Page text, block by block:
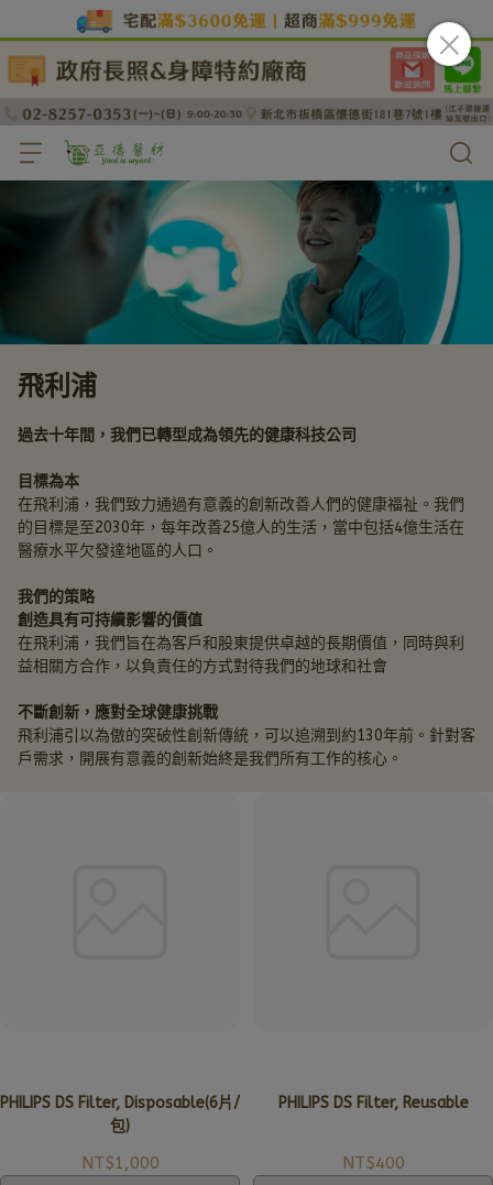
飛利浦
過去十年間，我們已轉型成為領先的健康科技公司
目標為本
在飛利浦，我們致力通過有意義的創新改善人們的健康福祉。我們
的目標是至2030年，每年改善25億人的生活，當中包括4億生活在
醫療水平欠發達地區的人口。
我們的策略
創造具有可持續影響的價值
在飛利浦，我們旨在為客戶和股東提供卓越的長期價值，同時與利
益相關方合作，以負責任的方式對待我們的地球和社會
不斷創新，應對全球健康挑戰
飛利浦引以為傲的突破性創新傳統，可以追溯到約130年前。針對客
戶需求，開展有意義的創新始終是我們所有工作的核心。
PHILIPS DS Filter, Disposable(6片/
包)
NT$1,000
PHILIPS DS Filter, Reusable
NT$400